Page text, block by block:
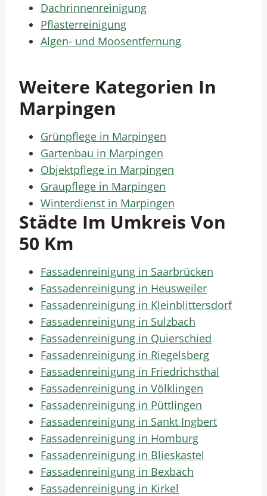
Dachrinnenreinigung
Pflasterreinigung
Algen- und Moosentfernung
Weitere Kategorien In
Marpingen
Grünpflege in Marpingen
Gartenbau in Marpingen
Objektpflege in Marpingen
Graupflege in Marpingen
Winterdienst in Marpingen
Städte Im Umkreis Von
50 Km
Fassadenreinigung in Saarbrücken
Fassadenreinigung in Heusweiler
Fassadenreinigung in Kleinblittersdorf
Fassadenreinigung in Sulzbach
Fassadenreinigung in Quierschied
Fassadenreinigung in Riegelsberg
Fassadenreinigung in Friedrichsthal
Fassadenreinigung in Völklingen
Fassadenreinigung in Püttlingen
Fassadenreinigung in Sankt Ingbert
Fassadenreinigung in Homburg
Fassadenreinigung in Blieskastel
Fassadenreinigung in Bexbach
Fassadenreinigung in Kirkel